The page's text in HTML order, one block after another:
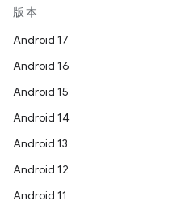
版本
Android 17
Android 16
Android 15
Android 14
Android 13
Android 12
Android 11